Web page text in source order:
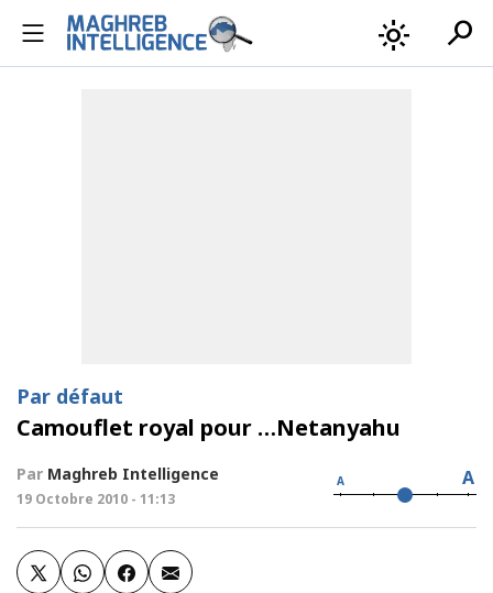
light_mode search
Par défaut
Camouflet royal pour …Netanyahu
Par Maghreb Intelligence
19 Octobre 2010 - 11:13
A A